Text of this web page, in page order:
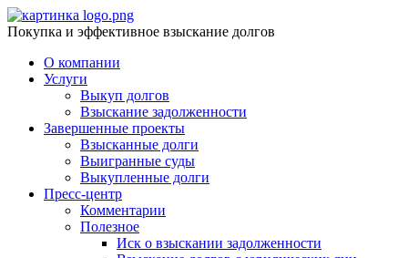
Покупка и эффективное взыскание долгов
О компании
Услуги
Выкуп долгов
Взыскание задолженности
Завершенные проекты
Взысканные долги
Выигранные суды
Выкупленные долги
Пресс-центр
Комментарии
Полезное
Иск о взыскании задолженности